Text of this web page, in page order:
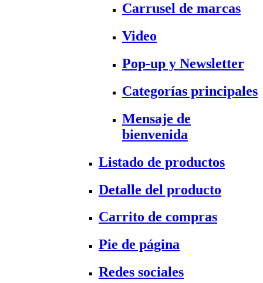
Carrusel de marcas
Video
Pop-up y Newsletter
Categorías principales
Mensaje de
bienvenida
Listado de productos
Detalle del producto
Carrito de compras
Pie de página
Redes sociales